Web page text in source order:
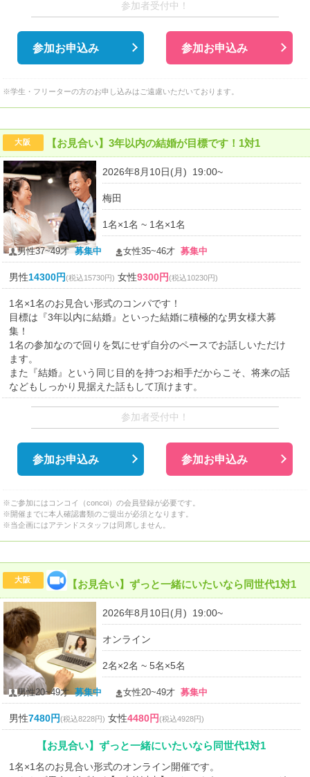
参加者受付中！
参加お申込み 参加お申込み
※学生・フリーターの方のお申し込みはご遠慮いただいております。
大阪 【お見合い】3年以内の結婚が目標です！1対1
2026年8月10日(月) 19:00~
梅田
1名×1名 ~ 1名×1名
男性37~49才募集中 女性35~46才募集中
男性14300円(税込15730円) 女性9300円(税込10230円)
1名×1名のお見合い形式のコンパです！
目標は『3年以内に結婚』といった結婚に積極的な男女様大募
集！
1名の参加なので回りを気にせず自分のペースでお話しいただけ
ます。
また『結婚』という同じ目的を持つお相手だからこそ、将来の話
などもしっかり見据えた話もして頂けます。
参加者受付中！
参加お申込み 参加お申込み
※ご参加にはコンコイ（concoi）の会員登録が必要です。
※開催までに本人確認書類のご提出が必須となります。
※当企画にはアテンドスタッフは同席しません。
大阪 【お見合い】ずっと一緒にいたいなら同世代1対1
2026年8月10日(月) 19:00~
オンライン
2名×2名 ~ 5名×5名
男性20~49才募集中 女性20~49才募集中
男性7480円(税込8228円) 女性4480円(税込4928円)
【お見合い】ずっと一緒にいたいなら同世代1対1
1名×1名のお見合い形式のオンライン開催です。